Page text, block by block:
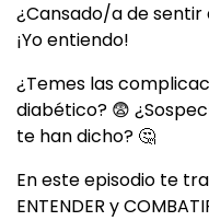
¿Cansado/a de sentir
¡Yo entiendo!
¿Temes las
diabético? 😨
te han dicho? 🤔
En este episodio te
ENTENDER y